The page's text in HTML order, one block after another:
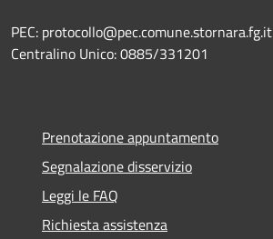
PEC: protocollo@pec.comune.stornara.fg.it
Centralino Unico: 0885/331201
Prenotazione appuntamento
Segnalazione disservizio
Leggi le FAQ
Richiesta assistenza